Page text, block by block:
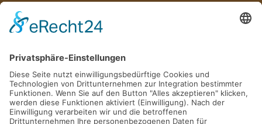
hauptverwaltung@lebenshilfe-af.de
Telefon09141 8321-100
Kontakt
Karriere
Verein